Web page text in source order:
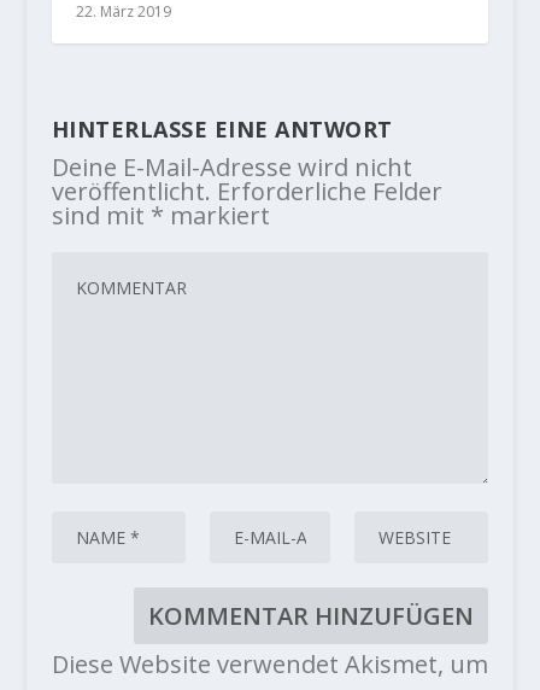
22. März 2019
HINTERLASSE EINE ANTWORT
Deine E-Mail-Adresse wird nicht
veröffentlicht. Erforderliche Felder
sind mit * markiert
Diese Website verwendet Akismet, um